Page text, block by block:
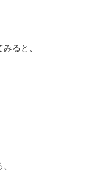
ると、